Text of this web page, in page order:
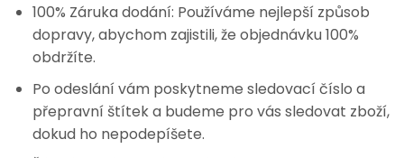
100% Záruka dodání: Používáme nejlepší způsob
dopravy, abychom zajistili, že objednávku 100%
obdržíte.
Po odeslání vám poskytneme sledovací číslo a
přepravní štítek a budeme pro vás sledovat zboží,
dokud ho nepodepíšete.